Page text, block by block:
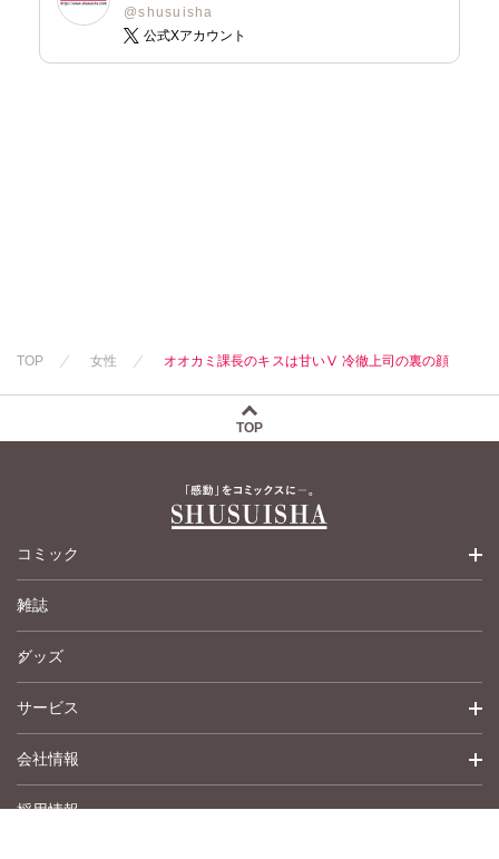
@shusuisha
公式Xアカウント
TOP 女性 オオカミ課長のキスは甘いⅤ 冷徹上司の裏の顔
TOP
コミック
少女コミック
女性コミック
ペットコミック
青年コミック
英語版コミック
雑誌
グッズ
サービス
詳細検索
履歴
会社情報
トップメッセージ
採用情報